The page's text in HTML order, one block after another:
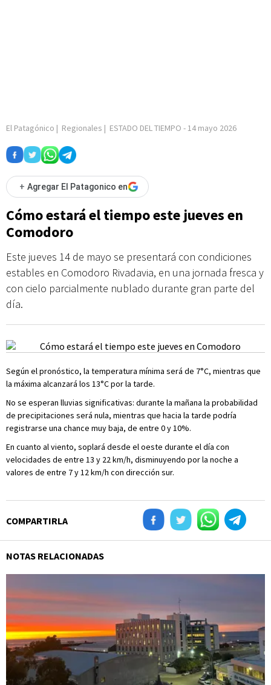
El Patagónico | Regionales | ESTADO DEL TIEMPO - 14 mayo 2026
+ Agregar El Patagonico en
Cómo estará el tiempo este jueves en
Comodoro
Este jueves 14 de mayo se presentará con condiciones
estables en Comodoro Rivadavia, en una jornada fresca y
con cielo parcialmente nublado durante gran parte del
día.
Según el pronóstico, la temperatura mínima será de 7°C, mientras que
la máxima alcanzará los 13°C por la tarde.
No se esperan lluvias significativas: durante la mañana la probabilidad
de precipitaciones será nula, mientras que hacia la tarde podría
registrarse una chance muy baja, de entre 0 y 10%.
En cuanto al viento, soplará desde el oeste durante el día con
velocidades de entre 13 y 22 km/h, disminuyendo por la noche a
valores de entre 7 y 12 km/h con dirección sur.
COMPARTIRLA
NOTAS RELACIONADAS